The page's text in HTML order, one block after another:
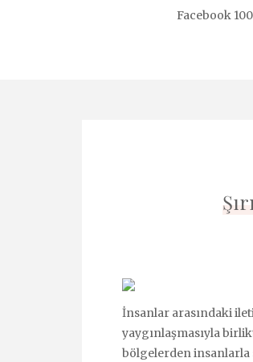
Facebook
İnsanlar arasındaki
yaygınlaşmasıyla
bölgelerden insanlarla